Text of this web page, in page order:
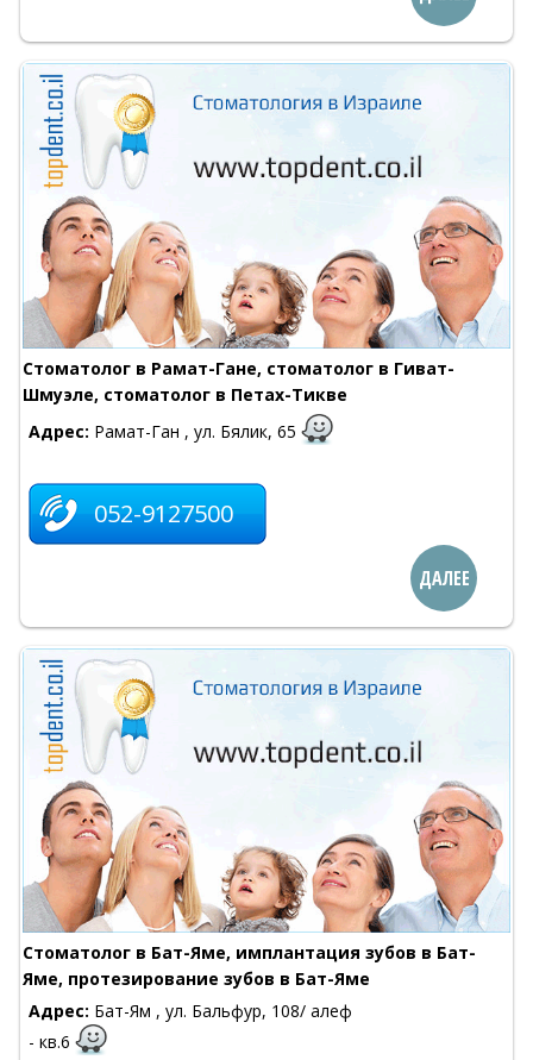
Стоматолог в Рамат-Гане, стоматолог в Гиват-
Шмуэле, стоматолог в Петах-Тикве
Адрес: Рамат-Ган , ул. Бялик, 65
052-9127500
ДАЛЕЕ
Cтоматолог в Бат-Яме, имплантация зубов в Бат-
Яме, протезирование зубов в Бат-Яме
Адрес: Бат-Ям , ул. Бальфур, 108/ алеф
- кв.6